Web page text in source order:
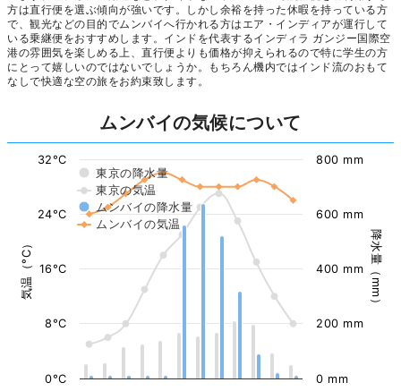
方は直行便を選ぶ傾向が強いです。しかし余裕を持った休暇を持っている方
で、観光などの目的でムンバイへ行かれる方はエア・インディアが運行して
いる乗継便をおすすめします。インドを代表するインディラ ガンジー国際空
港の雰囲気を楽しめる上、直行便よりも価格が抑えられるので特に学生の方
にとって嬉しいのではないでしょうか。もちろん機内ではインド流のおもて
なしで快適な空の旅をお約束致します。
ムンバイの気候について
気温（°C） 降水量（mm）
東京の降水量
東京の気温
ムンバイの降水量
ムンバイの気温
0°C
8°C
16°C
24°C
32°C
0 mm
200 mm
400 mm
600 mm
800 mm